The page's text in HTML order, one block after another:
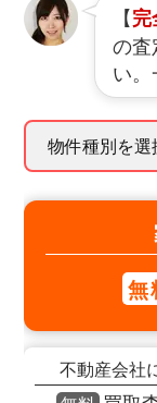
【
の査
い。
無
不動産会社